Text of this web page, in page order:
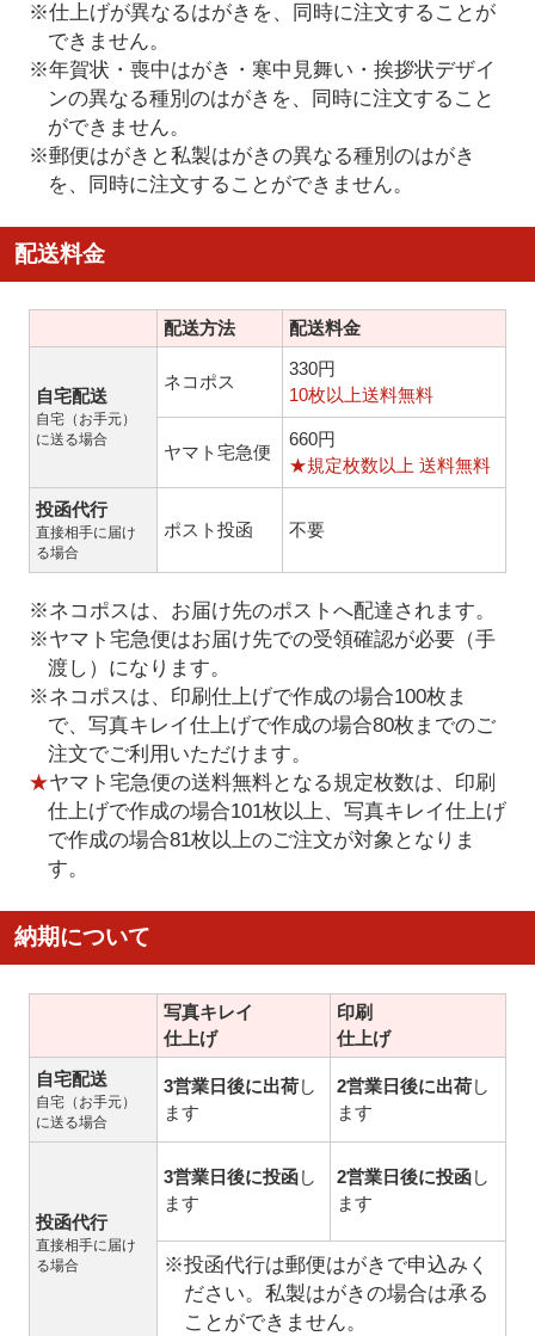
※仕上げが異なるはがきを、同時に注文することが
できません。
※年賀状・喪中はがき・寒中見舞い・挨拶状デザイ
ンの異なる種別のはがきを、同時に注文すること
ができません。
※郵便はがきと私製はがきの異なる種別のはがき
を、同時に注文することができません。
配送料金
配送方法 配送料金
自宅配送
自宅（お手元）
に送る場合
ネコポス
330円
10枚以上送料無料
ヤマト宅急便
660円
★規定枚数以上 送料無料
投函代行
直接相手に届け
る場合
ポスト投函 不要
※ネコポスは、お届け先のポストへ配達されます。
※ヤマト宅急便はお届け先での受領確認が必要（手
渡し）になります。
※ネコポスは、印刷仕上げで作成の場合100枚ま
で、写真キレイ仕上げで作成の場合80枚までのご
注文でご利用いただけます。
★ヤマト宅急便の送料無料となる規定枚数は、印刷
仕上げで作成の場合101枚以上、写真キレイ仕上げ
で作成の場合81枚以上のご注文が対象となりま
す。
納期について
写真キレイ
仕上げ
印刷
仕上げ
自宅配送
自宅（お手元）
に送る場合
3営業日後に出荷し
ます
2営業日後に出荷し
ます
投函代行
直接相手に届け
る場合
3営業日後に投函し
ます
2営業日後に投函し
ます
※投函代行は郵便はがきで申込みく
ださい。私製はがきの場合は承る
ことができません。